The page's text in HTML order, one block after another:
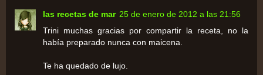
las recetas de mar 25 de enero de 2012 a las 21:56
Trini muchas gracias por compartir la receta, no la
había preparado nunca con maicena.
Te ha quedado de lujo.